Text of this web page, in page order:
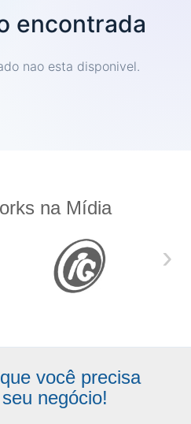
encontrada
nao esta disponivel.
na Mídia
›
você precisa
negócio!